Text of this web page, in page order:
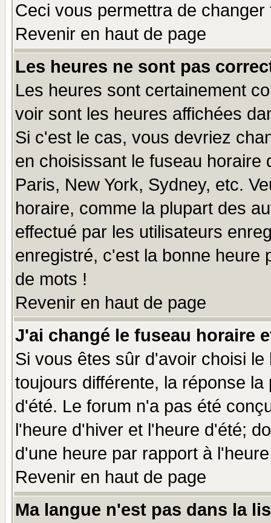
Ceci vous permettra de
Revenir en haut de page
Les heures ne sont pas
Les heures sont certainement
voir sont les heures affichées
Si c'est le cas, vous devriez
en choisissant le fuseau
Paris, New York, Sydney, etc.
horaire, comme la plupart des
effectué par les utilisateurs
enregistré, c'est la bonne heure
de mots !
Revenir en haut de page
J'ai changé le fuseau horaire
Si vous êtes sûr d'avoir choisi
toujours différente, la réponse
d'été. Le forum n'a pas été
l'heure d'hiver et l'heure d'été;
d'une heure par rapport à
Revenir en haut de page
Ma langue n'est pas dans la